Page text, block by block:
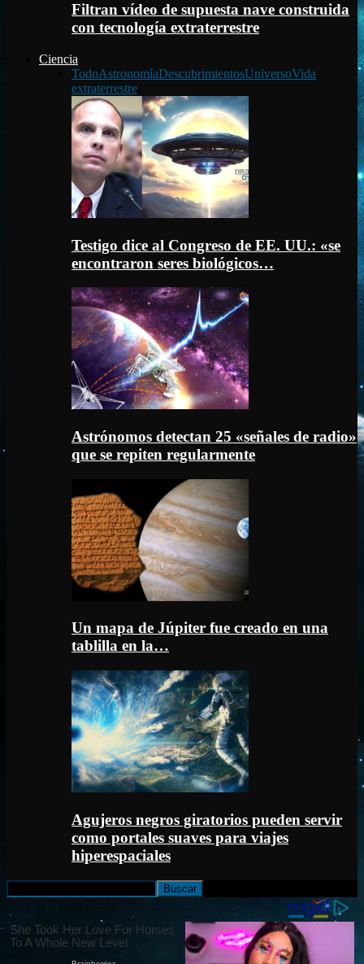
Filtran vídeo de supuesta nave construida
con tecnología extraterrestre
Ciencia
TodoAstronomíaDescubrimientosUniversoVida
extraterrestre
Testigo dice al Congreso de EE. UU.: «se
encontraron seres biológicos…
Astrónomos detectan 25 «señales de radio»
que se repiten regularmente
Un mapa de Júpiter fue creado en una
tablilla en la…
Agujeros negros giratorios pueden servir
como portales suaves para viajes
hiperespaciales